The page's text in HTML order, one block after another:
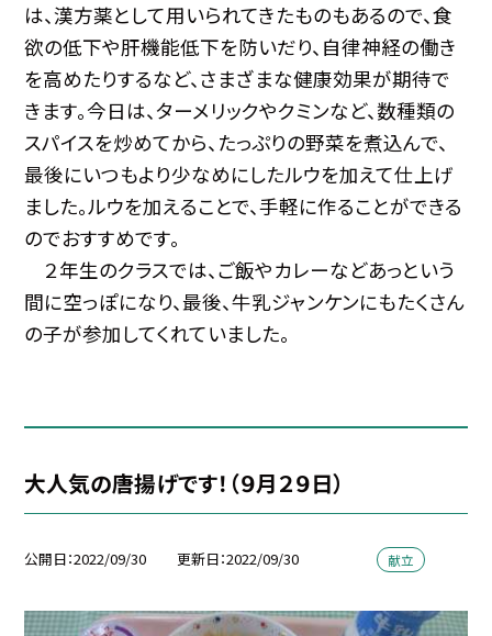
は、漢方薬として用いられてきたものもあるので、食
欲の低下や肝機能低下を防いだり、自律神経の働き
を高めたりするなど、さまざまな健康効果が期待で
きます。今日は、ターメリックやクミンなど、数種類の
スパイスを炒めてから、たっぷりの野菜を煮込んで、
最後にいつもより少なめにしたルウを加えて仕上げ
ました。ルウを加えることで、手軽に作ることができる
のでおすすめです。
２年生のクラスでは、ご飯やカレーなどあっという
間に空っぽになり、最後、牛乳ジャンケンにもたくさん
の子が参加してくれていました。
大人気の唐揚げです！（９月２９日）
公開日 2022/09/30 更新日 2022/09/30 献立